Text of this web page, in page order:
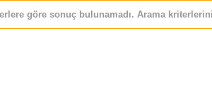
göre sonuç bulunamadı. Arama